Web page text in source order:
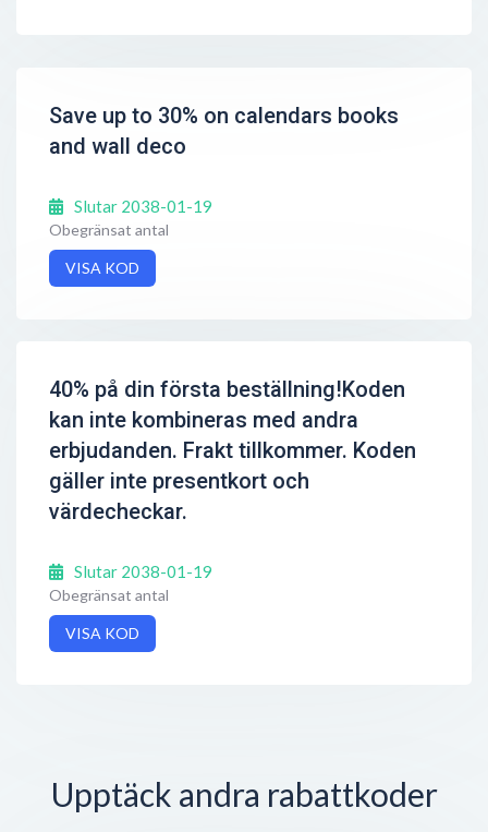
Save up to 30% on calendars books
and wall deco
Slutar 2038-01-19
Obegränsat antal
VISA KOD
40% på din första beställning!Koden
kan inte kombineras med andra
erbjudanden. Frakt tillkommer. Koden
gäller inte presentkort och
värdecheckar.
Slutar 2038-01-19
Obegränsat antal
VISA KOD
Upptäck andra rabattkoder